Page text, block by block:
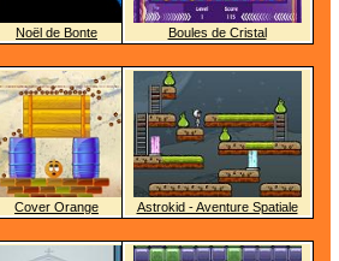
Noël de Bonte
Cover Orange
Boules de Cristal
Astrokid - Aventure Spatiale